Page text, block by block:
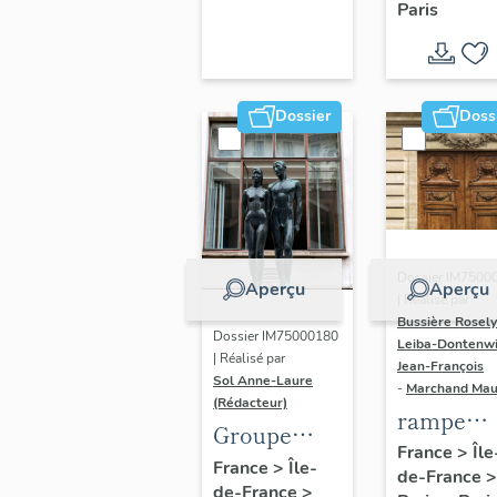
Dondel
Roger
Dhuit
Paris
Dossier
Aperçu
Dossier IM75000180
| Réalisé par
Sol Anne-Laure
(Rédacteur)
Groupe
sculpté :
France > Île-
Aperçu
Dossier
| Réalisé par
Bussière
Leiba-
Jean-François
- Marchand
rampe
d'appui,
escalier
France >
de-France >